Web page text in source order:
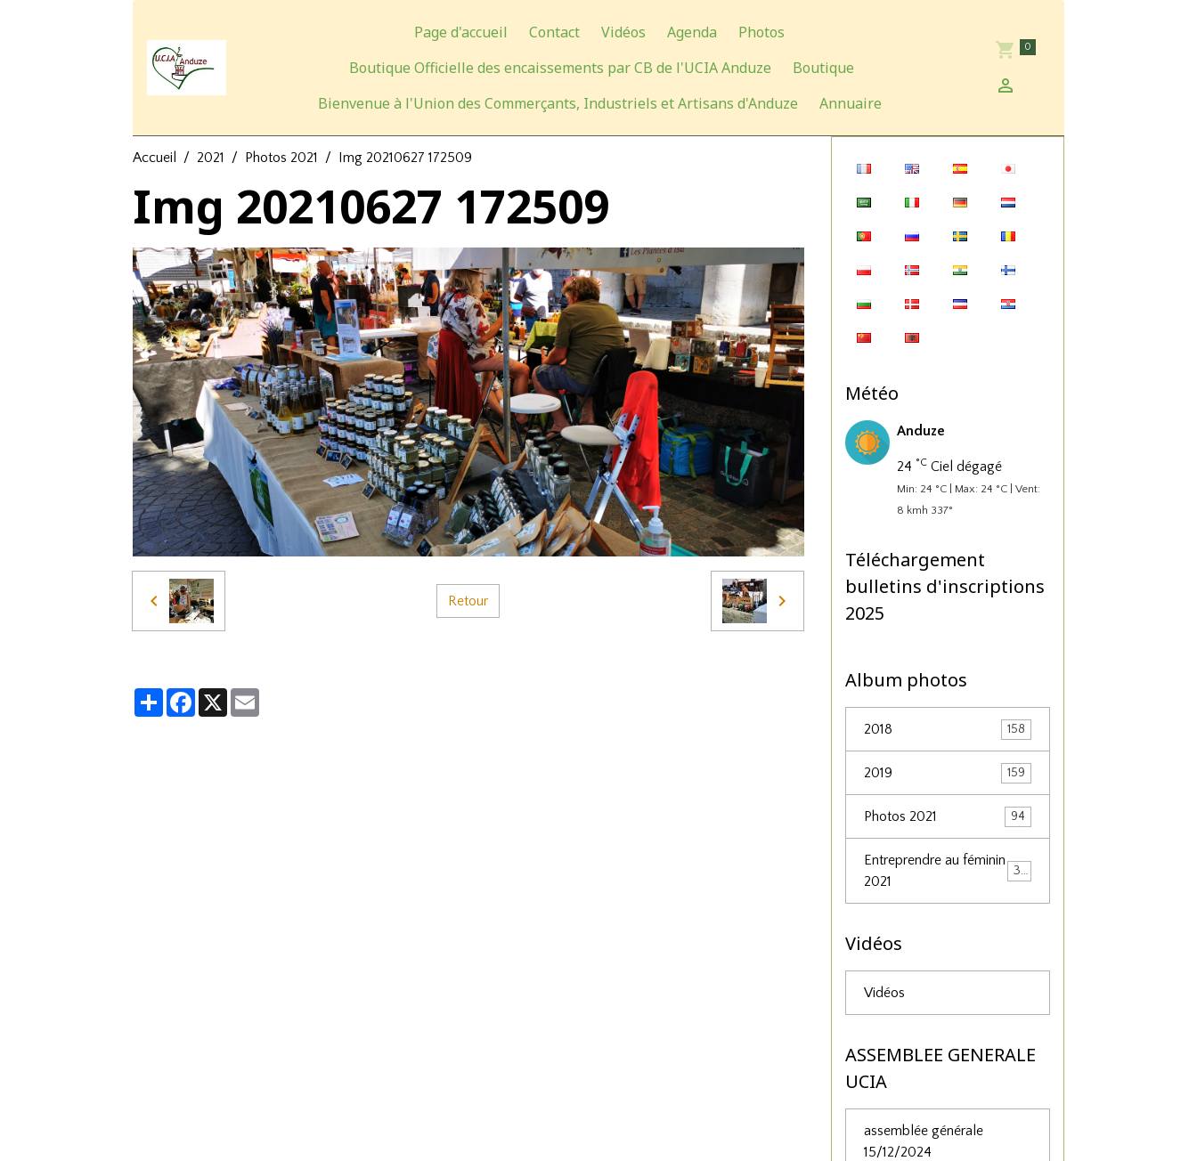
Page d'accueil Contact Vidéos Agenda
Photos
Boutique Officielle des encaissements par CB de l'UCIA Anduze
Boutique
Bienvenue à l'Union des Commerçants, Industriels et Artisans d'Anduze
Annuaire
0
Accueil 2021 Photos 2021 Img 20210627 172509
Img 20210627 172509
Retour
PartagerFacebook
X
Météo
Anduze
24 °C Ciel dégagé
Min: 24 °C | Max: 24 °C | Vent:
8 kmh 337°
Téléchargement
bulletins d'inscriptions
2025
Album photos
2018 158
2019 159
Photos 2021 94
Entreprendre au féminin
2021
34
Vidéos
Vidéos
ASSEMBLEE GENERALE
UCIA
assemblée générale
15/12/2024